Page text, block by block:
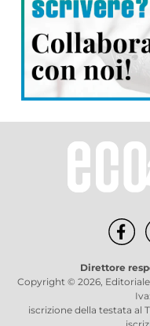
Direttore
Copyright © 2026,
iscrizione della testata al